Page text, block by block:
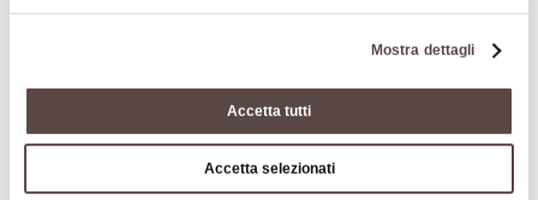
Mostra dettagli
Accetta tutti
Accetta selezionati
Art & Culture